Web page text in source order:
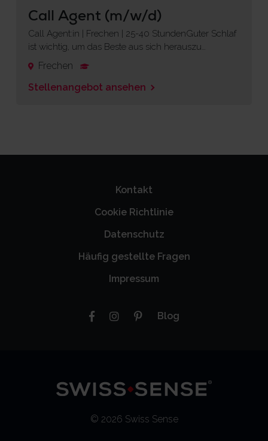
Call Agent (m/w/d)
Call Agent:in | Frechen | 25-40 StundenGuter Schlaf
ist wichtig, um das Beste aus sich herauszu…
Frechen
Stellenangebot ansehen
Kontakt
Cookie Richtlinie
Datenschutz
Häufig gestellte Fragen
Impressum
Blog
© 2026 Swiss Sense